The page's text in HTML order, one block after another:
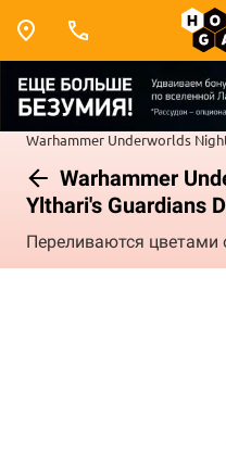
Warhammer Underworlds
Warhammer
Ylthari's Guardians
Переливаются цветами